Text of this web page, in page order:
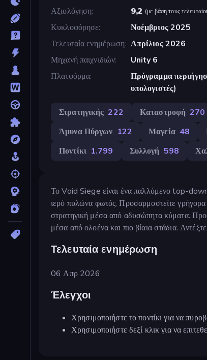
Αξιολόγηση
9,2 (με βάση τους
Κυκλοφόρησε
Νοέμβριος 2025
Τελευταία ενημέρωση Απρίλιος 2026
Μηχανή παιχνιδιών
Unity 6
Πλατφόρμα
Πρόγραμμα
υπολογιστές)
Στρατηγικής 222 Καταστροφή 270
Άμυνα Πύργων 122 Μαγεία 48
Ποντίκι 1.799 Συλλογή 598
Το Void Siege είναι ένα παλλόμενο top-down
ιερό πυλώνα φωτός. Προσαρμοστείτε γρήγορα
στρατηγική μέσα από αδυσώπητα κύματα.
μέσα από ολοένα και πιο βίαια στάδια.
Τελευταία ενημέρωση
06 Απρ 2026
Έλεγχοι
Χρησιμοποιήστε το ποντίκι για να
Χρησιμοποιήστε δεξί κλικ για να